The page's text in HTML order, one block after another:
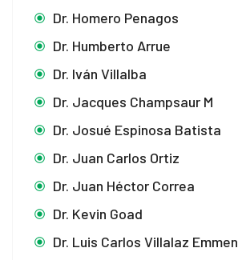
Dr. Homero Penagos
Dr. Humberto Arrue
Dr. Iván Villalba
Dr. Jacques Champsaur M
Dr. Josué Espinosa Batista
Dr. Juan Carlos Ortiz
Dr. Juan Héctor Correa
Dr. Kevin Goad
Dr. Luis Carlos Villalaz Emmen